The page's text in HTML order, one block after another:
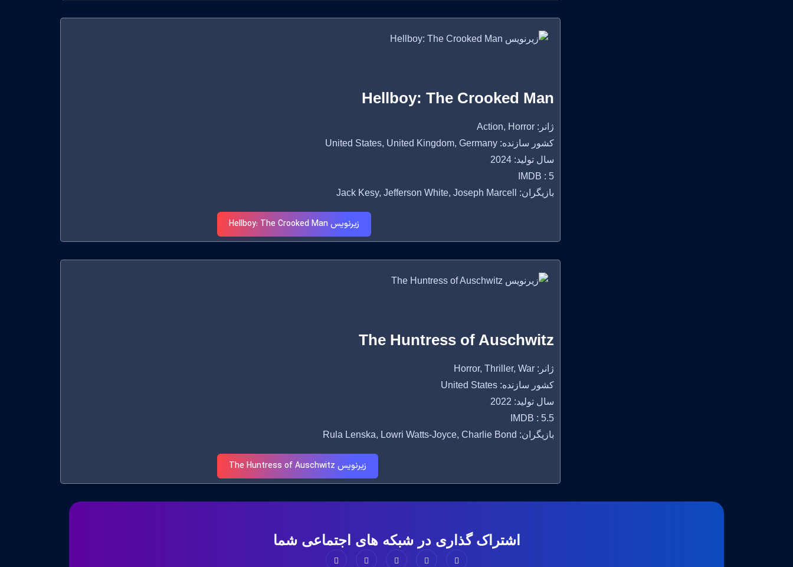
Hellboy: The Crooked Man
ژانر: Action, Horror
کشور سازنده: United States, United Kingdom, Germany
سال تولید: 2024
IMDB : 5
بازیگران: Jack Kesy, Jefferson White, Joseph Marcell
زیرنویس Hellboy: The Crooked Man
The Huntress of Auschwitz
ژانر: Horror, Thriller, War
کشور سازنده: United States
سال تولید: 2022
IMDB : 5.5
بازیگران: Rula Lenska, Lowri Watts-Joyce, Charlie Bond
زیرنویس The Huntress of Auschwitz
اشتراک گذاری در شبکه های اجتماعی شما